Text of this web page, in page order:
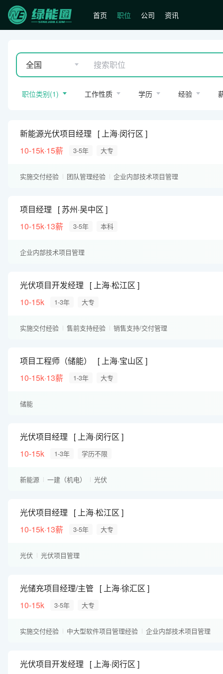
首页 职位 公司 资讯
全国
职位类别(1) 工作性质 学历 经验
新能源光伏项目经理
上海·闵行区
10-15k·15薪
3-5年 大专
实施交付经验 团队管理经验 企业内部技术项目管理
项目经理
苏州·吴中区
10-15k·13薪
3-5年 本科
企业内部技术项目管理
光伏项目开发经理
上海·松江区
10-15k
1-3年 大专
实施交付经验 售前支持经验 销售支持/交付管理
项目工程师（储能）
上海·宝山区
10-15k·13薪
1-3年 大专
储能
光伏项目经理
上海·闵行区
10-15k
1-3年 学历不限
新能源 一建（机电） 光伏
光伏项目经理
上海·松江区
10-15k·13薪
3-5年 大专
光伏 光伏项目管理
光储充项目经理/主管
上海·徐汇区
10-15k
3-5年 大专
实施交付经验 中大型软件项目管理经验
企业内部技术项目管理
光伏项目开发经理
上海·闵行区